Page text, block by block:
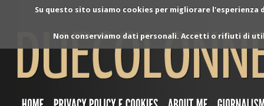
Su questo sito usiamo cookies per migliorare
Non conserviamo dati personali. Accetti o rifiuti di